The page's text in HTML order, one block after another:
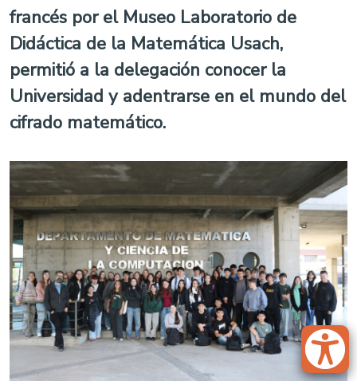
francés por el Museo Laboratorio de
Didáctica de la Matemática Usach,
permitió a la delegación conocer la
Universidad y adentrarse en el mundo del
cifrado matemático.